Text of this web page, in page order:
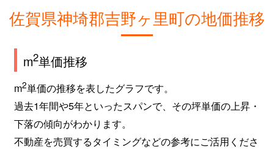
佐賀県神埼郡吉野ヶ里町の地価推移
m2単価推移
m2単価の推移を表したグラフです。
過去1年間や5年といったスパンで、その坪単価の上昇・
下落の傾向がわかります。
不動産を売買するタイミングなどの参考にご活用くださ